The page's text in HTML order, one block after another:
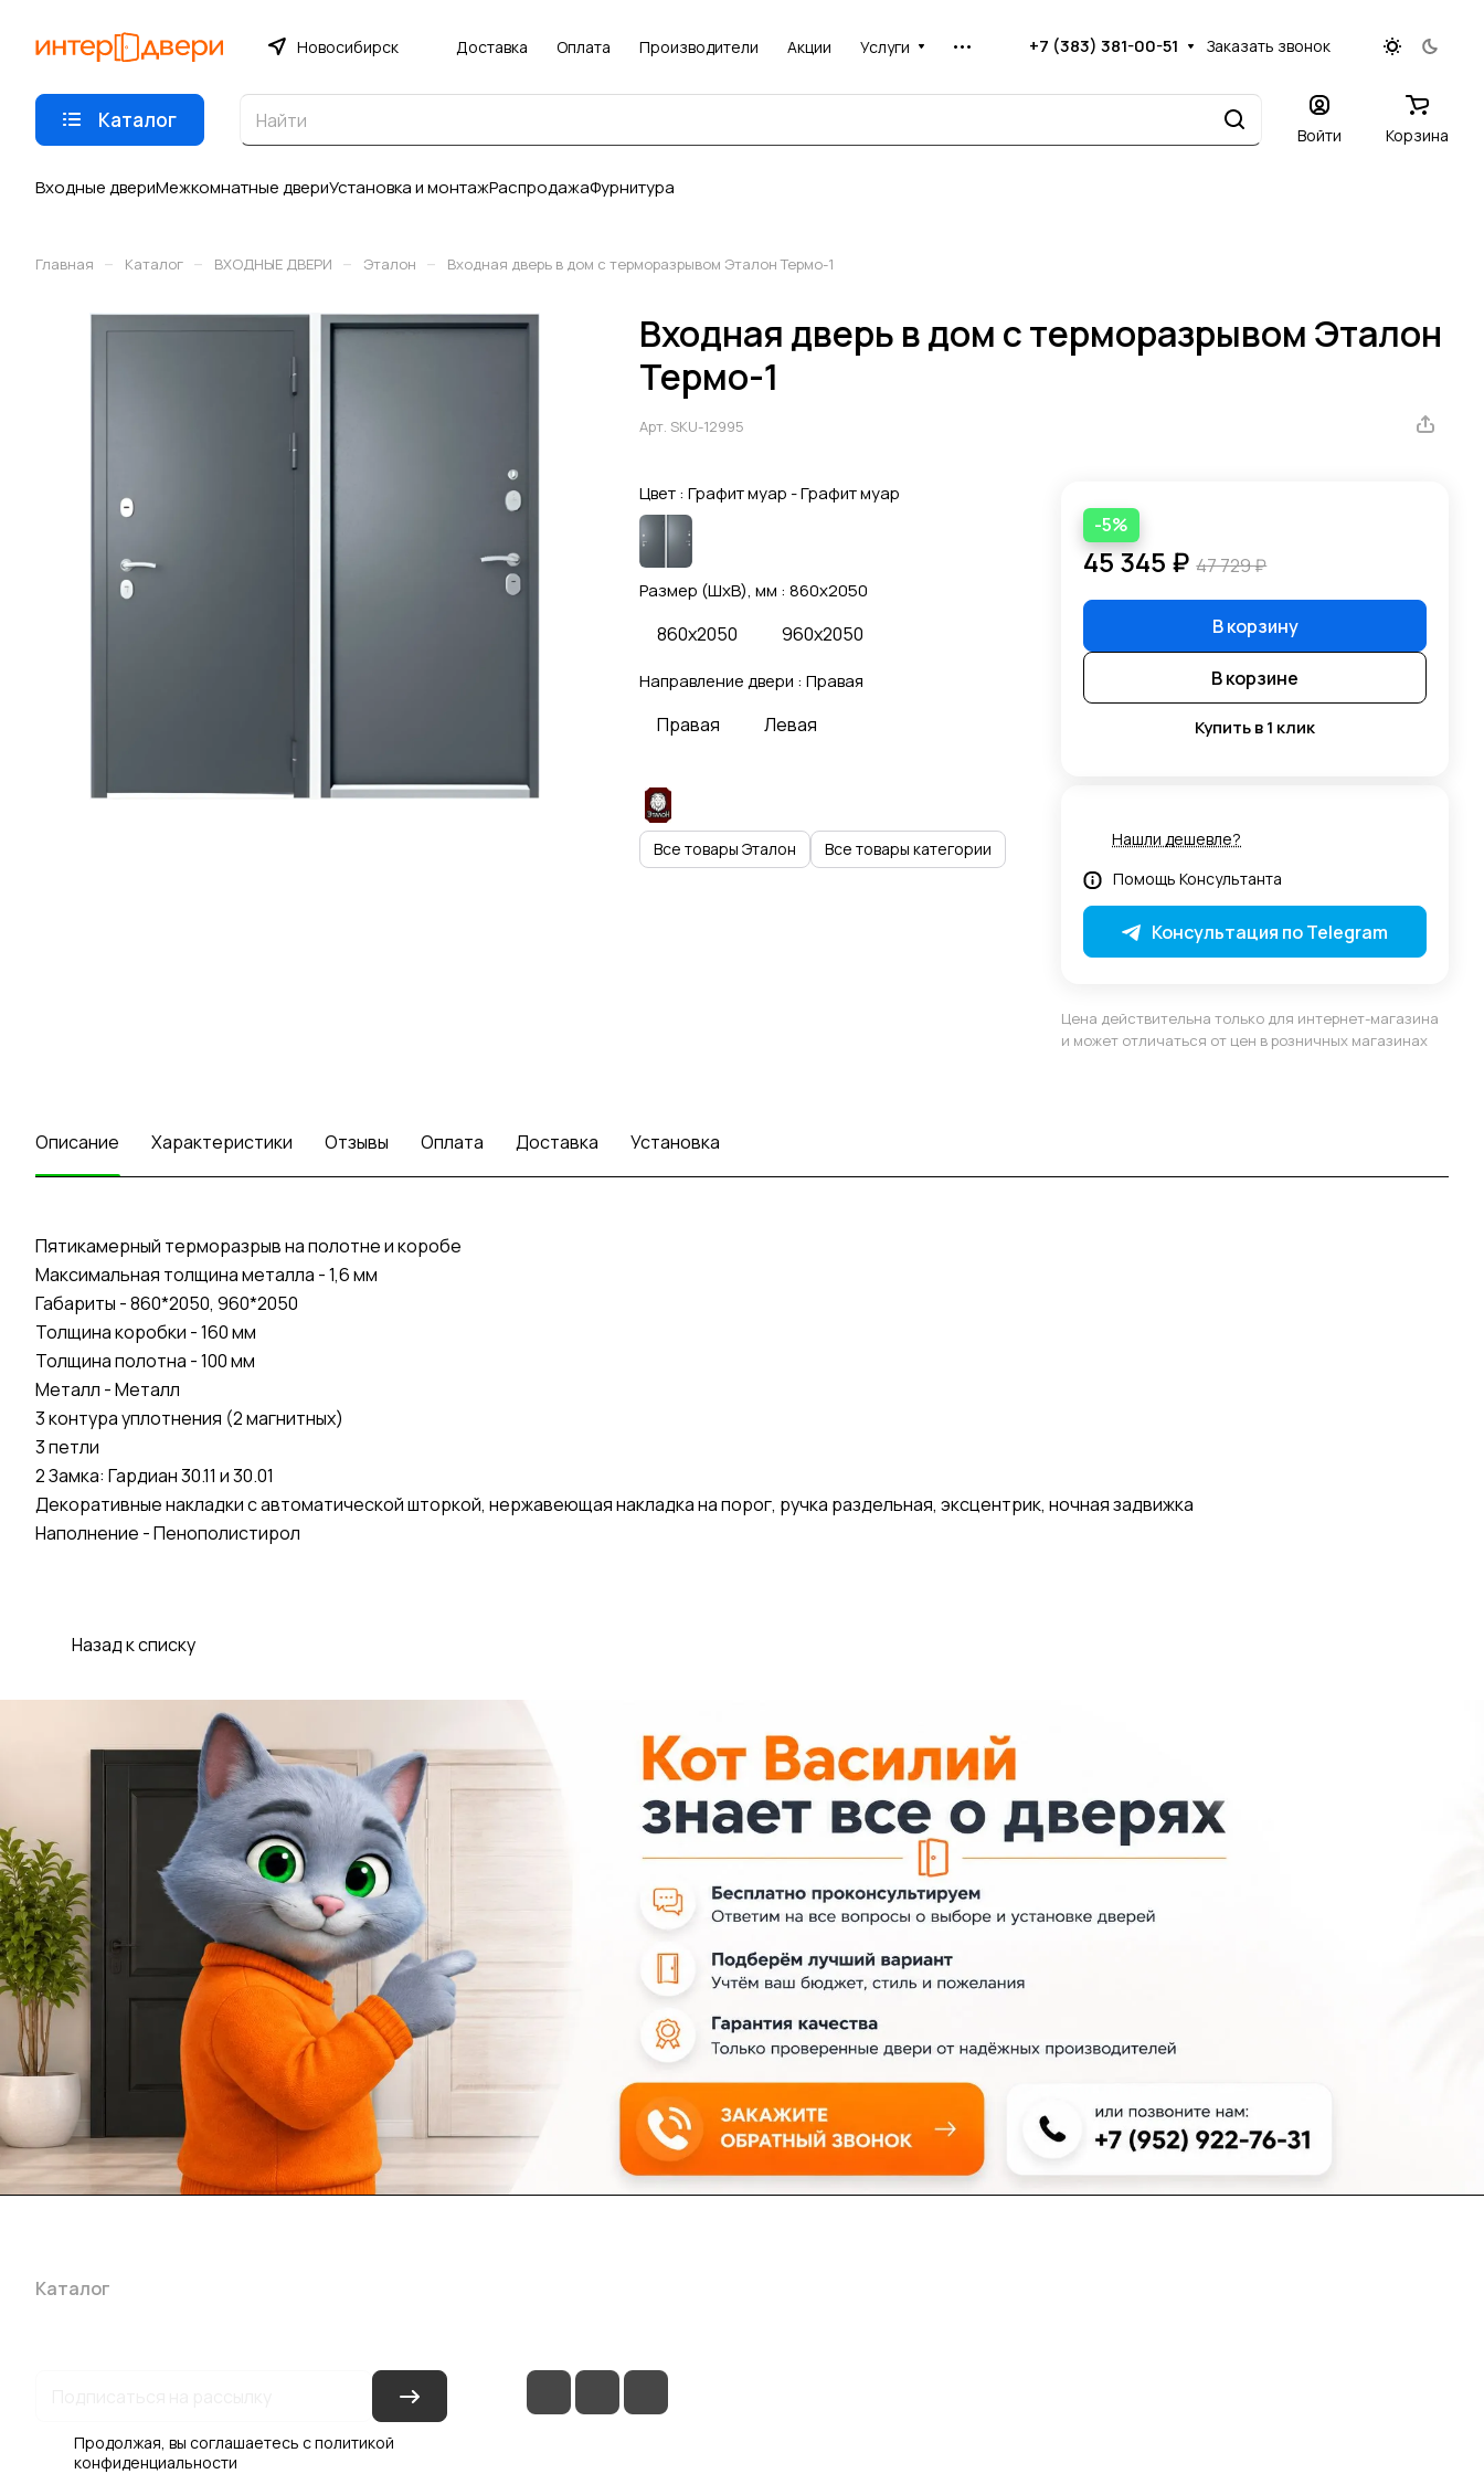
Новосибирск Доставка Оплата Производители Акции Услуги +7 (383) 381-00-51 Заказать звонок
Каталог
Войти Корзина
Входные двериМежкомнатные двериУстановка и монтажРаспродажаФурнитура
Главная – Каталог – ВХОДНЫЕ ДВЕРИ – Эталон – Входная дверь в дом с терморазрывом Эталон Термо-1
Входная дверь в дом с терморазрывом Эталон
Термо-1
Арт. SKU-12995
Цвет : Графит муар - Графит муар
Размер (ШхВ), мм : 860x2050
860x2050 960x2050
Направление двери : Правая
Правая Левая
Все товары Эталон Все товары категории
-5%
45 345 ₽ 47 729 ₽
В корзину
В корзине
Купить в 1 клик
Нашли дешевле?
Помощь Консультанта
Консультация по Telegram
Цена действительна только для интернет-магазина
и может отличаться от цен в розничных магазинах
Описание Характеристики Отзывы Оплата Доставка Установка
Пятикамерный терморазрыв на полотне и коробе
Максимальная толщина металла - 1,6 мм
Габариты - 860*2050, 960*2050
Толщина коробки - 160 мм
Толщина полотна - 100 мм
Металл - Металл
3 контура уплотнения (2 магнитных)
3 петли
2 Замка: Гардиан 30.11 и 30.01
Декоративные накладки с автоматической шторкой, нержавеющая накладка на порог, ручка раздельная, эксцентрик, ночная задвижка
Наполнение - Пенополистирол
Назад к списку
Каталог
Продолжая, вы соглашаетесь сполитикой
конфиденциальности